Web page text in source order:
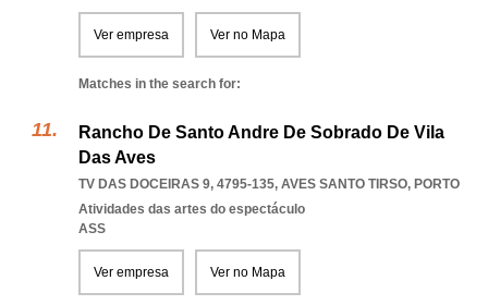
Ver empresa Ver no Mapa
Matches in the search for:
Rancho De Santo Andre De Sobrado De Vila
Das Aves
TV DAS DOCEIRAS 9, 4795-135, AVES SANTO TIRSO, PORTO
Atividades das artes do espectáculo
ASS
Ver empresa Ver no Mapa